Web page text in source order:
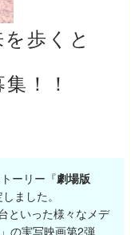
歩くと
！！
ーリー『劇場版
ました。
といった様々なメデ
の実写映画第2弾